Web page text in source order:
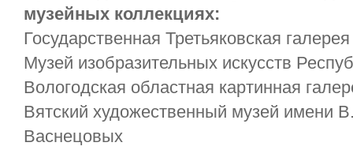
музейных коллекциях:
Государственная Третьяковская галерея
Музей изобразительных искусств
Вологодская областная картинная
Вятский художественный музей имени
Васнецовых